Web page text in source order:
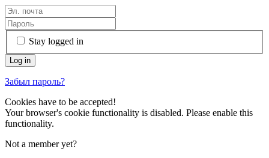
Stay logged in
Забыл пароль?
Cookies have to be accepted!
Your browser's cookie functionality is disabled. Please enable this
functionality.
Not a member yet?